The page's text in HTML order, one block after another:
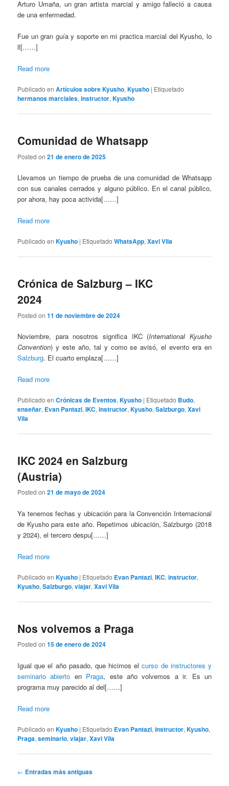
Arturo Umaña, un gran artista marcial y amigo falleció a causa
de una enfermedad.
Fue un gran guía y soporte en mi practica marcial del Kyusho, lo
ll[……]
Read more
Publicado en Artículos sobre Kyusho,Kyusho | Etiquetado
hermanos marciales,instructor,Kyusho
Comunidad de Whatsapp
Posted on21 de enero de 2025
Llevamos un tiempo de prueba de una comunidad de Whatsapp
con sus canales cerrados y alguno público. En el canal público,
por ahora, hay poca activida[……]
Read more
Publicado en Kyusho | Etiquetado WhatsApp,Xavi Vila
Crónica de Salzburg – IKC
2024
Posted on11 de noviembre de 2024
Noviembre, para nosotros significa IKC (International Kyusho
Convention) y este año, tal y como se avisó, el evento era en
Salzburg. El cuarto emplaza[……]
Read more
Publicado en Crónicas de Eventos,Kyusho | Etiquetado Budo,
enseñar, Evan Pantazi,IKC,instructor,Kyusho,Salzburgo,Xavi
Vila
IKC 2024 en Salzburg
(Austria)
Posted on21 de mayo de 2024
Ya tenemos fechas y ubicación para la Convención Internacional
de Kyusho para este año. Repetimos ubicación, Salzburgo (2018
y 2024), el tercero despu[……]
Read more
Publicado en Kyusho | Etiquetado Evan Pantazi,IKC,instructor,
Kyusho,Salzburgo,viajar,Xavi Vila
Nos volvemos a Praga
Posted on15 de enero de 2024
Igual que el año pasado, que hicimos elcurso de instructores y
seminario abierto en Praga, este año volvemos a ir. Es un
programa muy parecido al del[……]
Read more
Publicado en Kyusho | Etiquetado Evan Pantazi,instructor,Kyusho,
Praga,seminario,viajar,Xavi Vila
Navegación
← Entradas más antiguas